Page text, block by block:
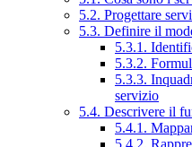
5.2. Progettare
5.3. Definire il
5.3.1.
5.3.2.
5.3.3.
servizio
5.4. Descrivere il
5.4.1.
5.4.2.